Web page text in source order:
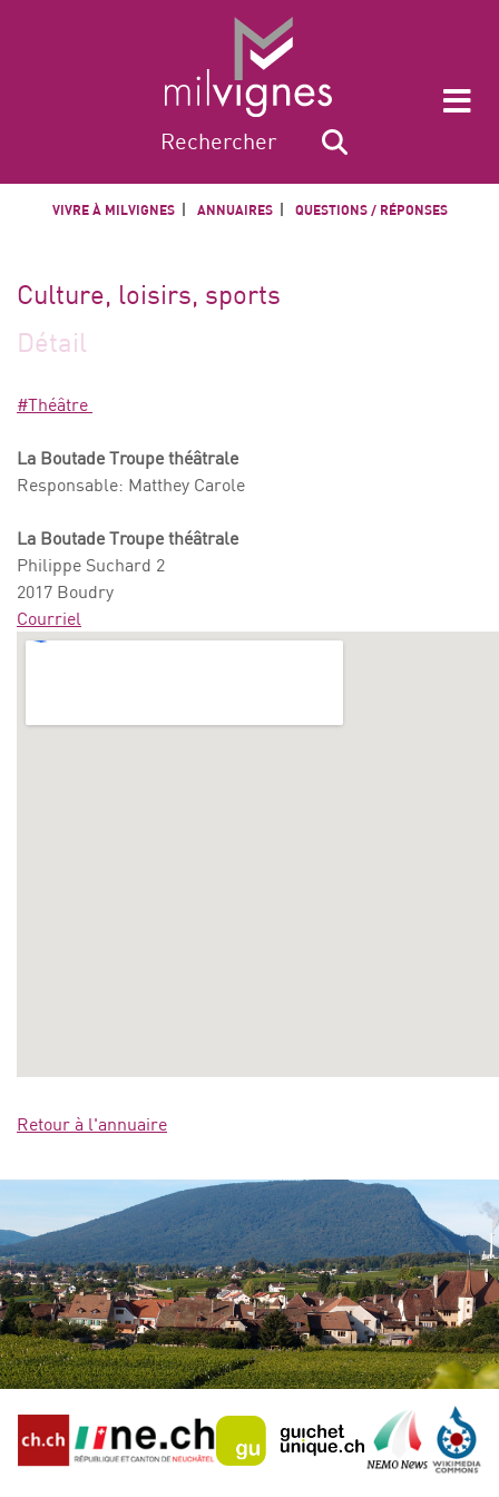
VIVRE À MILVIGNES ANNUAIRES QUESTIONS / RÉPONSES
Culture, loisirs, sports
Détail
#Théâtre
La Boutade Troupe théâtrale
Responsable: Matthey Carole
La Boutade Troupe théâtrale
Philippe Suchard 2
2017 Boudry
Courriel
Retour à l'annuaire